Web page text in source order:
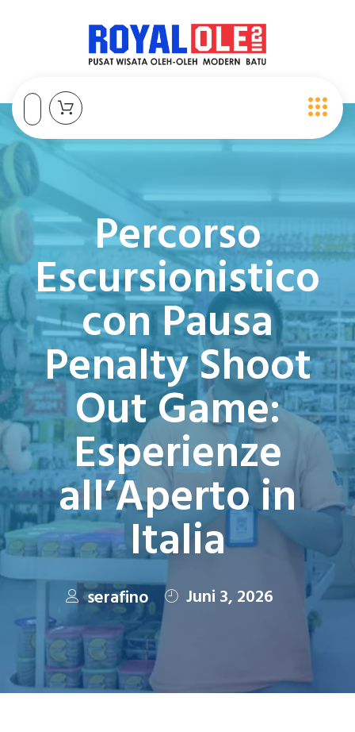
Percorso
Escursionistico
con Pausa
Penalty Shoot
Out Game:
Esperienze
all’Aperto in
Italia
serafino Juni 3, 2026